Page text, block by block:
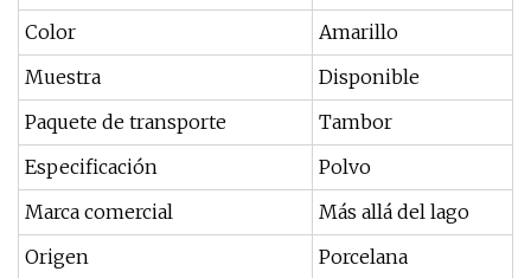
Color
Amarillo
Muestra
Disponible
Paquete de transporte
Tambor
Especificación
Polvo
Marca comercial
Más allá del lago
Origen
Porcelana